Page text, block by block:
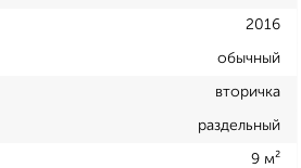
2016
обычный
вторичка
раздельный
9 м²